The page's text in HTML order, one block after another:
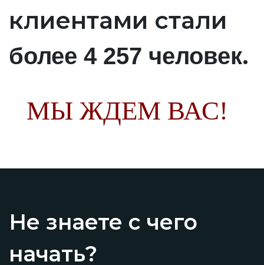
клиентами стали
более 4 257 человек.
МЫ ЖДЕМ ВАС!
Не знаете с чего
начать?